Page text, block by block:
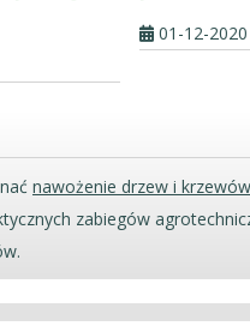
01-12-2020
nawożenie drzew i
zabiegów